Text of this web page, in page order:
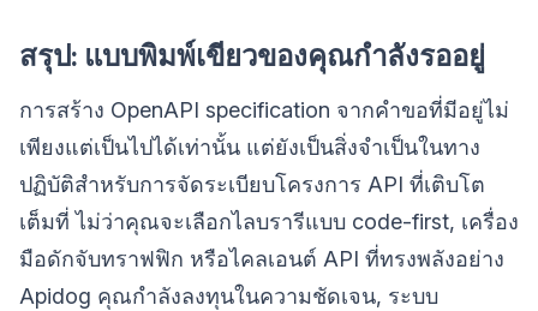
สรุป: แบบพิมพ์เขียวของคุณกำลังรออยู่
การสร้าง OpenAPI specification จากคำขอที่มีอยู่ไม่
เพียงแต่เป็นไปได้เท่านั้น แต่ยังเป็นสิ่งจำเป็นในทาง
ปฏิบัติสำหรับการจัดระเบียบโครงการ API ที่เติบโต
เต็มที่ ไม่ว่าคุณจะเลือกไลบรารีแบบ code-first, เครื่อง
มือดักจับทราฟฟิก หรือไคลเอนต์ API ที่ทรงพลังอย่าง
Apidog คุณกำลังลงทุนในความชัดเจน, ระบบ